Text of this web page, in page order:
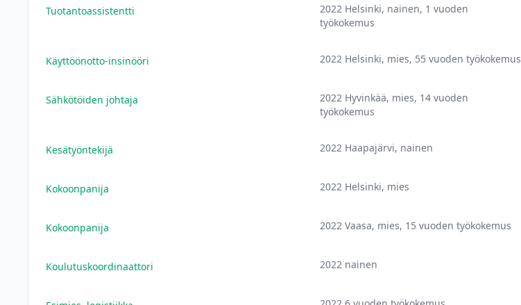
Tuotantoassistentti
2022 Helsinki, nainen, 1 vuoden
työkokemus
Käyttöönotto-insinööri 2022 Helsinki, mies, 55 vuoden työkokemus
Sähkötöiden johtaja
2022 Hyvinkää, mies, 14 vuoden
työkokemus
Kesätyöntekijä 2022 Haapajärvi, nainen
Kokoonpanija 2022 Helsinki, mies
Kokoonpanija 2022 Vaasa, mies, 15 vuoden työkokemus
Koulutuskoordinaattori 2022 nainen